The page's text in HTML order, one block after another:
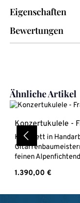
Eigenschaften
Bewertungen
Produktgalerie
Ähnliche Artikel
Konzertukulele -
Komplett in
feinen
Padouk, welcher
PadoukKonzert
Regulärer Preis:
1.390,00 €